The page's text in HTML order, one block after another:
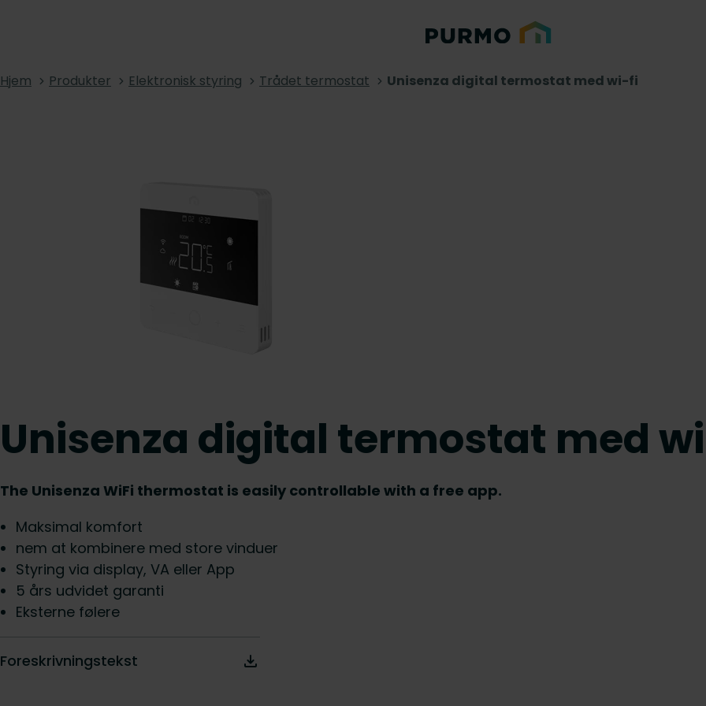
Hjem Produkter Elektronisk styring Trådet termostat Unisenza digital termostat med wi-fi
Unisenza digital termostat med
The Unisenza WiFi thermostat is easily controllable with a free app.
Maksimal komfort
nem at kombinere med store vinduer
Styring via display, VA eller App
5 års udvidet garanti
Eksterne følere
Foreskrivningstekst